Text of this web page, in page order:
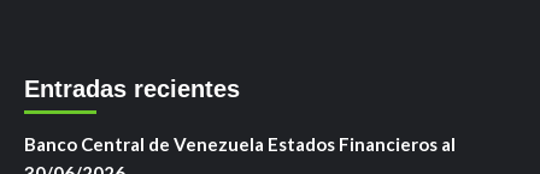
Entradas recientes
Banco Central de Venezuela Estados Financieros al